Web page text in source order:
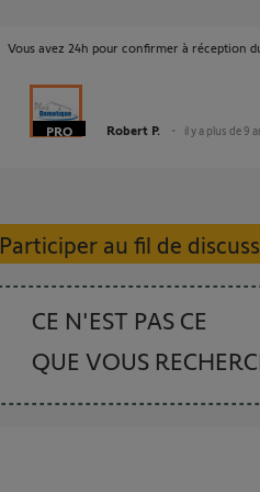
Vous avez 24h pour confirmer à réception
Robert P. il y a plus de 9
Participer au fil de
CE N'EST PAS CE
QUE VOUS